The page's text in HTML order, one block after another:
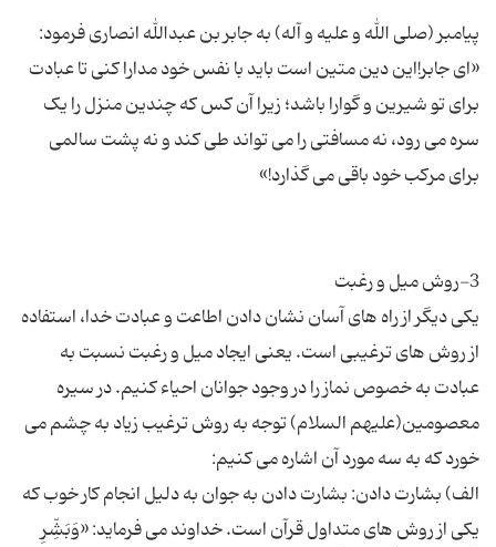
پیامبر (صلی الله و علیه و آله) به جابر بن عبدالله انصاری فرمود:
«ای جابر!این دین متین است باید با نفس خود مدارا کنی تا عبادت
برای تو شیرین و گوارا باشد؛ زیرا آن کس که چندین منزل را یک
سره می رود، نه مسافتی را می تواند طی کند و نه پشت سالمی
یکی دیگر از راه های آسان نشان دادن اطاعت و عبادت خدا، استفاده
از روش های ترغیبی است. یعنی ایجاد میل و رغبت نسبت به
عبادت به خصوص نماز را در وجود جوانان احیاء کنیم. در سیره
معصومین(علیهم السلام) توجه به روش ترغیب زیاد به چشم می
الف) بشارت دادن: بشارت دادن به جوان به دلیل انجام کار خوب که
یکی از روش های متداول قرآن است. خداوند می فرماید: «وَبَشِّرِ